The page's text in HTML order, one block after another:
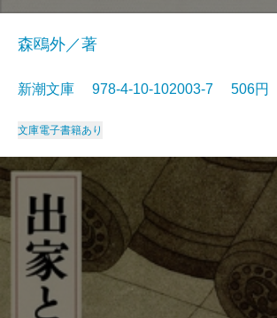
森鴎外／著
新潮文庫 978-4-10-102003-7 506円
文庫電子書籍あり